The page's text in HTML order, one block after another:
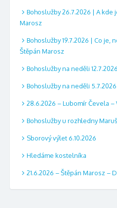
Bohoslužby 26.7.2026 | A kde
Marosz
Bohoslužby 19.7.2026 | Co je,
Štěpán Marosz
Bohoslužby na neděli
Bohoslužby na neděli
28.6.2026 – Lubomír Čevela
Bohoslužby u rozhledny
Sborový výlet 6.10.2026
Hledáme kostelníka
21.6.2026 – Štěpán Marosz –